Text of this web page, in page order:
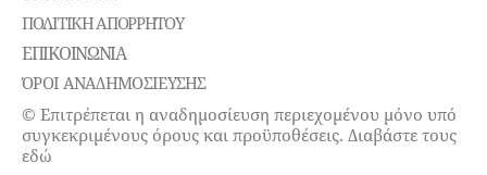
ΠΟΛΙΤΙΚΉ ΑΠΟΡΡΉΤΟΥ
ΕΠΙΚΟΙΝΩΝΊΑ
ΌΡΟΙ ΑΝΑΔΗΜΟΣΙΕΥΣΗΣ
© Επιτρέπεται η αναδημοσίευση περιεχομένου μόνο υπό
συγκεκριμένους όρους και προϋποθέσεις. Διαβάστε τους
εδώ